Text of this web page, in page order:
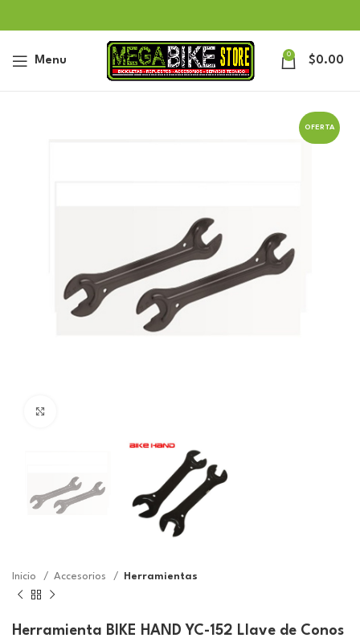
Menu 0 $0.00
OFERTA
Inicio Accesorios Herramientas
Herramienta BIKE HAND YC-152 Llave de Conos